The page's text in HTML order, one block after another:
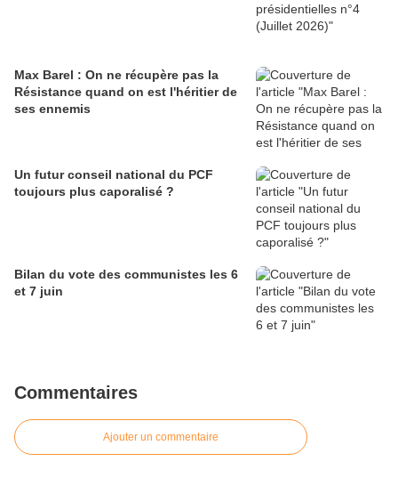
Max Barel : On ne récupère pas la
Résistance quand on est l'héritier de
ses ennemis
Un futur conseil national du PCF
toujours plus caporalisé ?
Bilan du vote des communistes les 6
et 7 juin
Commentaires
Ajouter un commentaire